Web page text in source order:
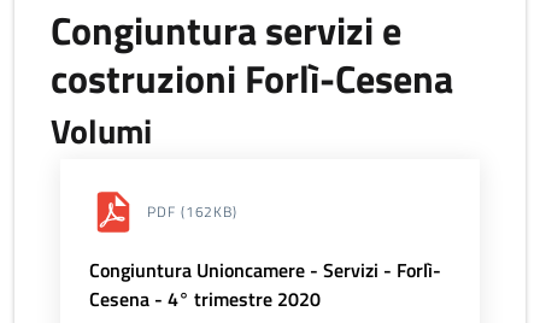
Congiuntura servizi e
costruzioni Forlì-Cesena
Volumi
PDF (162KB)
Congiuntura Unioncamere - Servizi - Forlì-
Cesena - 4° trimestre 2020